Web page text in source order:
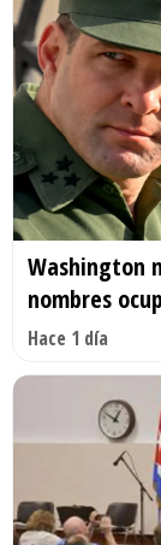
Washington
nombres
Hace 1 día